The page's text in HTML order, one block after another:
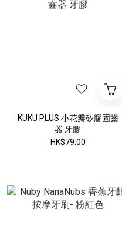
KUKU PLUS 小花瓣矽膠固齒
器 牙膠
HK$79.00